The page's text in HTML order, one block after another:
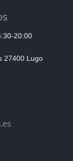
20:00
27400 Lugo